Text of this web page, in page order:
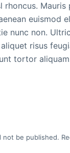
Mauris
euismod
nunc non.
risus
tortor
not be published.